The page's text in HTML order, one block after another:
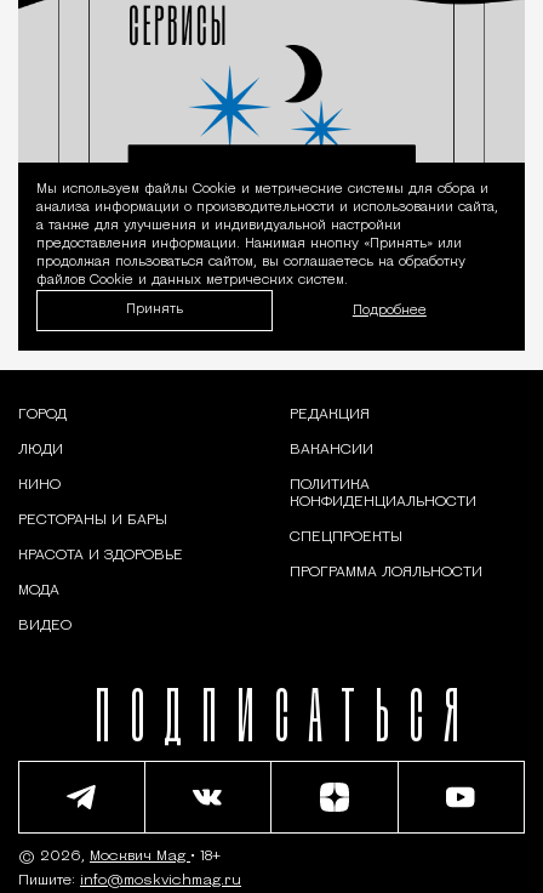
Уведомление
Мы используем файлы Сookie и метрические системы для сбора и
анализа информации о производительности и использовании сайта,
а также для улучшения и индивидуальной настройки
предоставления информации. Нажимая кнопку «Принять» или
продолжая пользоваться сайтом, вы соглашаетесь на обработку
файлов Cookie и данных метрических систем.
Принять Подробнее
ПОДПИСАТЬСЯ
ГОРОД
ЛЮДИ
КИНО
РЕСТОРАНЫ И БАРЫ
КРАСОТА И ЗДОРОВЬЕ
МОДА
ВИДЕО
РЕДАКЦИЯ
ВАКАНСИИ
ПОЛИТИКА
КОНФИДЕНЦИАЛЬНОСТИ
СПЕЦПРОЕКТЫ
ПРОГРАММА ЛОЯЛЬНОСТИ
© 2026, Москвич Mag • 18+
Пишите: info@moskvichmag.ru